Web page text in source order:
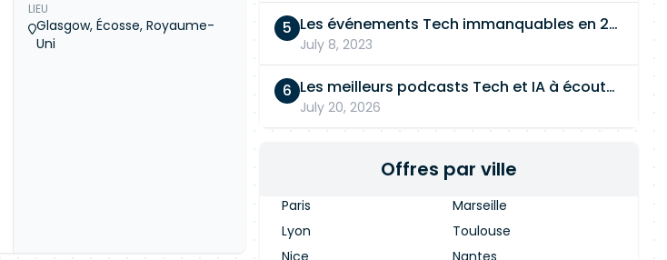
LIEU
Glasgow, Écosse, Royaume-
Uni
Les événements Tech immanquables en 2026
July 8, 2023
Les meilleurs podcasts Tech et IA à écouter en 2026
July 20, 2026
Offres par ville
Paris
Marseille
Lyon
Toulouse
Nice
Nantes